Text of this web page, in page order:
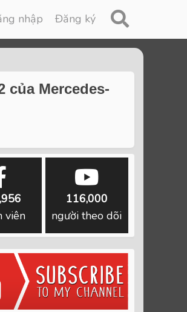
nhập Đăng ký
của Mercedes-
viên
116,000
người theo dõi